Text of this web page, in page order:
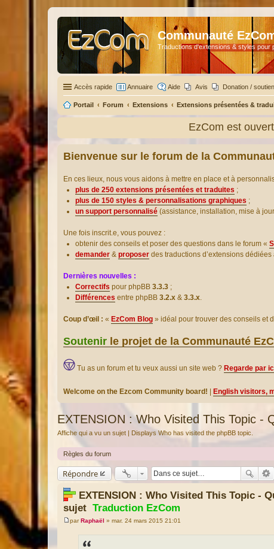
Communauté
Traductions d'extensions & styles pour
Accès rapide Annuaire Aide Avis Donation / soutien
Portail Forum Extensions Extensions présentées &
EzCom est
Bienvenue sur le forum de la
En ces lieux, nous vous aidons à mettre en place et à
plus de 250 extensions présentées et traduites ;
plus de 150 styles & personnalisations graphiques ;
un support personnalisé (assistance, installation, mise à
Une fois inscrit.e, vous pouvez :
obtenir des conseils et poser des questions dans le forum «
demander & proposer des traductions d’extensions dédiées
Dernières nouvelles :
Correctifs pour phpBB 3.3.3 ;
Différences entre phpBB 3.2.x & 3.3.x.
Coup d’œil : « EzCom Blog » idéal pour trouver des conseils et
Soutenir le projet de la Communauté
Tu as un forum et tu veux aussi un site web ? Regarde par
Welcome on the Ezcom Community board! English visitors,
EXTENSION : Who Visited This Topic -
Affiche qui a vu un sujet | Displays Who has visited the phpBB topic.
Règles du forum
Répondre
EXTENSION : Who Visited This Topic -
sujet Traduction EzCom
M
parRaphaël » mar. 24 mars 2015 21:01